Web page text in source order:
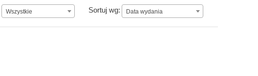
Wszystkie Sortuj wg: Data wydania
Data wydania